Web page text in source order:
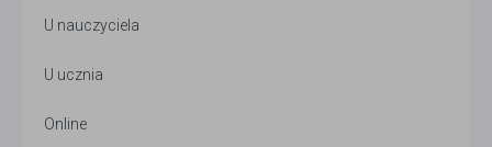
U nauczyciela
U ucznia
Online